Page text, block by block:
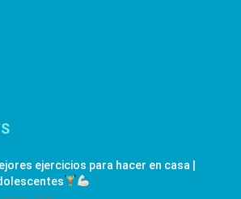
ejercicios para hacer en casa |